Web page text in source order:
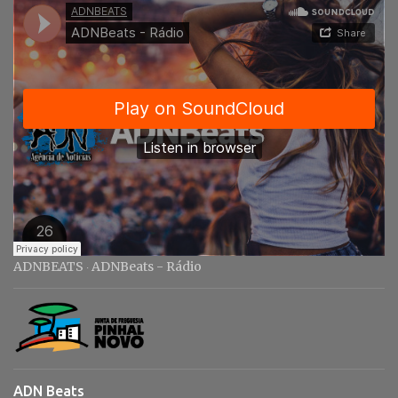
s
ADNBEATS · ADNBeats - Rádio
ADN Beats